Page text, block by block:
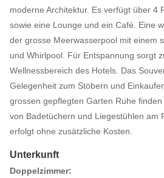
moderne Architektur. Es verfügt über 4
sowie eine Lounge und ein Café. Eine
der grosse Meerwasserpool mit einem
und Whirlpool. Für Entspannung sorgt
Wellnessbereich des Hotels. Das
Gelegenheit zum Stöbern und
grossen gepflegten Garten Ruhe
von Badetüchern und Liegestühlen am
erfolgt ohne zusätzliche Kosten.
Unterkunft
Doppelzimmer: